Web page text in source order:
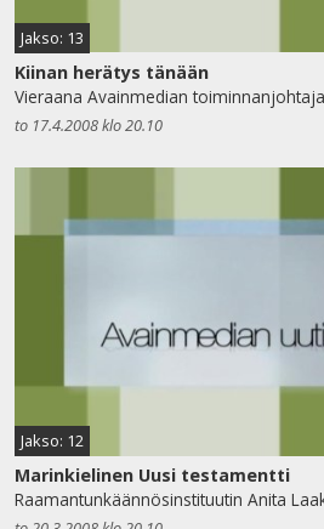
Jakso: 13
Kiinan herätys tänään
Vieraana Avainmedian
to 17.4.2008 klo 20.10
Jakso: 12
Marinkielinen Uusi testamentti
Raamantunkäännösinstituutin Anita